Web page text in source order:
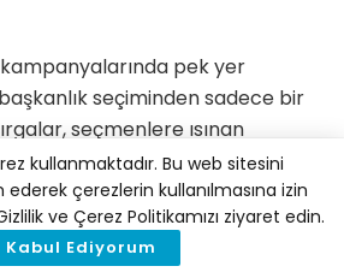
pek yer
seçiminden sadece bir
seçmenlere ısınan
güçleri net bir şekilde
“dolandırıcılık” olarak
kullanmaktadır. Bu web sitesini
çerezlerin kullanılmasına izin
ve Çerez Politikamızı ziyaret edin.
Kabul Ediyorum